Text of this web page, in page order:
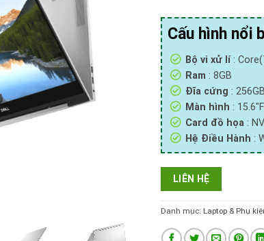
Cấu hình nổi
Bộ vi xử lí :
Ram : 8GB
Đĩa cứng :
Màn hình :
Card đồ họa :
Hệ Điều Hành :
LIÊN HỆ
Danh mục: Laptop & Phụ